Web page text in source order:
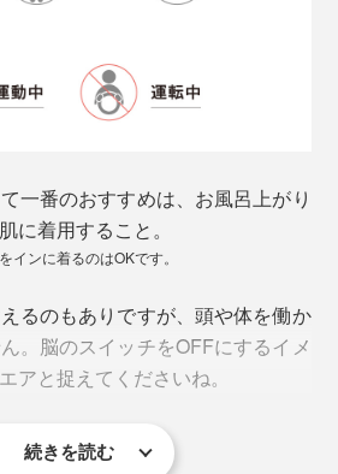
増加／0.2
な電磁波（遠赤外線）が皮膚の感
効率よく運ばれる
一番のおすすめは、お風呂上がり
に着用すること。
インに着るのはOKです。
るのもありですが、頭や体を働か
。脳のスイッチをOFFにするイメ
アと捉えてくださいね。
続きを読む